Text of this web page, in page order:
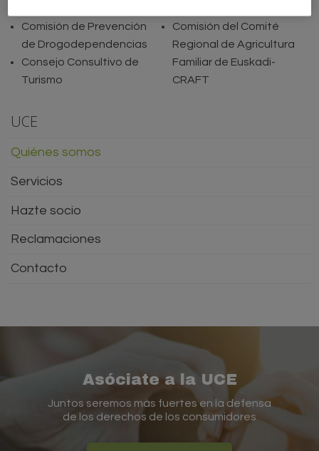
Comisión de Prevención
de Drogodependencias
Consejo Consultivo de
Turismo
Comisión del Comité
Regional de Agricultura
Familiar de Euskadi-
CRAFT
UCE
Quiénes somos
Servicios
Hazte socio
Reclamaciones
Contacto
Asóciate a la UCE
Juntos seremos más fuertes en la defensa
de los derechos de los consumidores